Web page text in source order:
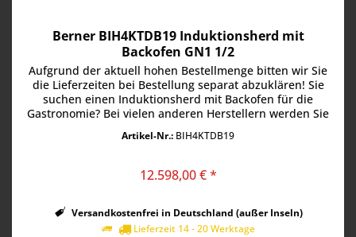
Berner BIH4KTDB19 Induktionsherd mit
Backofen GN1 1/2
Aufgrund der aktuell hohen Bestellmenge bitten wir Sie
die Lieferzeiten bei Bestellung separat abzuklären! Sie
suchen einen Induktionsherd mit Backofen für die
Gastronomie? Bei vielen anderen Herstellern werden Sie
Artikel-Nr.: BIH4KTDB19
12.598,00 € *
Versandkostenfrei in Deutschland (außer Inseln)
Lieferzeit 14 - 20 Werktage